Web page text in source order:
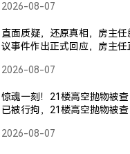
2026-08-07
直面质疑，还原真相，房主任
议事件作出正式回应，房主任
2026-08-07
惊魂一刻！21楼高空抛物被
已被行拘，21楼高空抛物被
2026-08-07